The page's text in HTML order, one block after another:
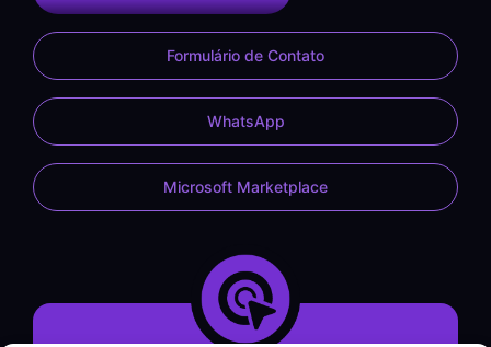
Formulário de Contato
WhatsApp
Microsoft Marketplace